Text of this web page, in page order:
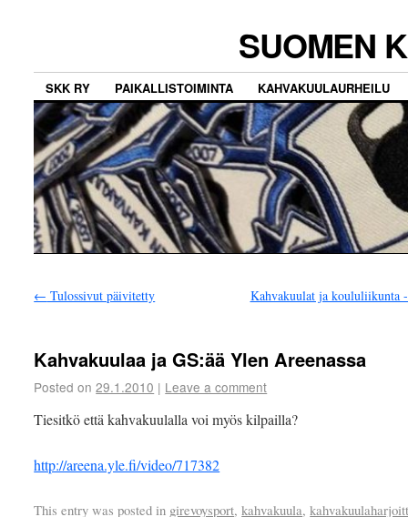
SUOMEN
SKK RY PAIKALLISTOIMINTA KAHVAKUULAURHEILU
← Tulossivut päivitetty Kahvakuulat ja koululiikunta
Kahvakuulaa ja GS:ää Ylen Areenassa
Posted on 29.1.2010 | Leave a comment
Tiesitkö että kahvakuulalla voi myös kilpailla?
http://areena.yle.fi/video/717382
This entry was posted in girevoysport,kahvakuula,